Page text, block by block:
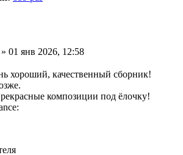
» 01 янв 2026, 12:58
хороший, качественный сборник!
композиции под ёлочку!